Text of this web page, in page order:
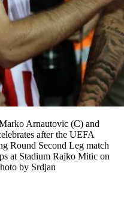
Arnautovic (C) and
after the UEFA
Round Second Leg match
at Stadium Rajko Mitic on
by Srdjan